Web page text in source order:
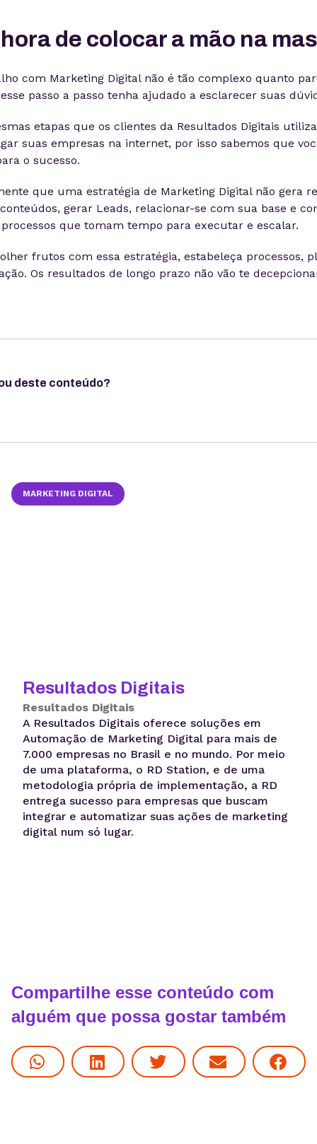
de colocar a mão na
com Marketing Digital não é tão complexo quanto
passo a passo tenha ajudado a esclarecer suas
etapas que os clientes da Resultados Digitais
suas empresas na internet, por isso sabemos que
o sucesso.
que uma estratégia de Marketing Digital não gera
gerar Leads, relacionar-se com sua base e
que tomam tempo para executar e escalar.
frutos com essa estratégia, estabeleça processos,
Os resultados de longo prazo não vão te
deste conteúdo?
MARKETING DIGITAL
Resultados Digitais
Resultados Digitais
A Resultados Digitais oferece soluções em
Automação de Marketing Digital para mais de
7.000 empresas no Brasil e no mundo. Por meio
de uma plataforma, o RD Station, e de uma
metodologia própria de implementação, a RD
entrega sucesso para empresas que buscam
integrar e automatizar suas ações de marketing
digital num só lugar.
Compartilhe esse conteúdo com
alguém que possa gostar também